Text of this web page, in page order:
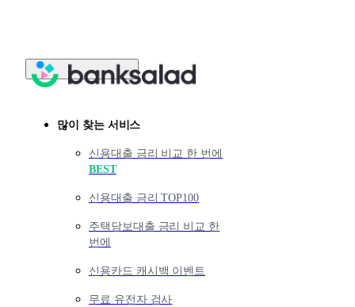
많이 찾는 서비스
신용대출 금리 비교 한 번에
BEST
신용대출 금리 TOP100
주택담보대출 금리 비교 한
번에
신용카드 캐시백 이벤트
무료 유전자 검사